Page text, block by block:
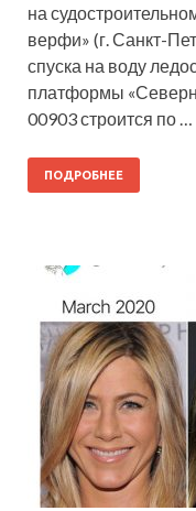
на
верфи» (г. Санкт-
спуска на воду
платформы
00903 строится по …
ПОДРОБНЕЕ